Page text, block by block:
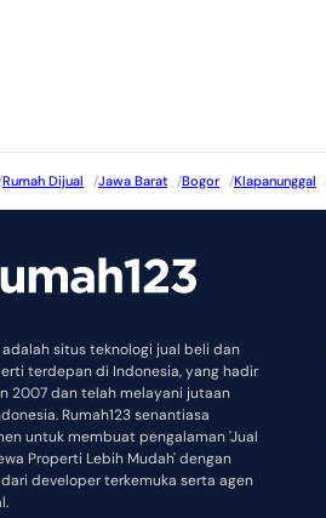
/Rumah Dijual /Jawa Barat /Bogor /Klapanunggal
adalah situs teknologi jual beli dan
terdepan di Indonesia, yang hadir
2007 dan telah melayani jutaan
Rumah123 senantiasa
untuk membuat pengalaman 'Jual
Properti Lebih Mudah' dengan
developer terkemuka serta agen